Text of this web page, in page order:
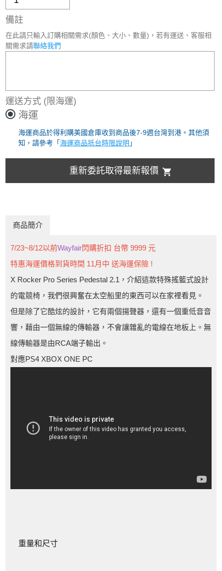
備註
在此請只輸入訂購相關需求(顏色、大小、數量)，若有運送、客服相
關需求請聯絡我們
運送方式 (限海運)
海運
海運商品於得利購美國倉庫收到商品後7-9週台灣到港。其他須
知，請參考「海運商品抵台時限說明 」
重新委託取得最新報價
商品簡介
7/23~8/12以前Wayfair閃購折扣 台幣 9999 元
特惠海運價格到貨時間 11月中 送海運保險 !
X Rocker Pro Series Pedestal 2.1，介紹這款特殊搖籃式設計
的電競椅，我們很興奮在太空船里的東西可以在家裡看見。
但是除了它酷炫的設計，它有兩個揚聲器，還有一個重低音音
響，藉由一個無線的傳輸器，不會讓雜亂的電線在地板上。無
線傳輸器是由RCA端子輸出。
對應PS4 XBOX ONE PC
重量和尺寸